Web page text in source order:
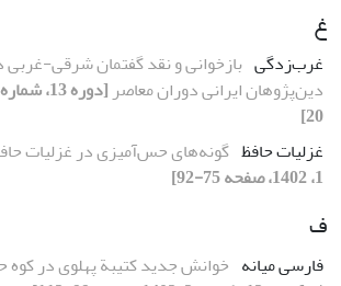
غ
غرب‌زدگی بازخوانی و نقد گفتمان شرقی-غربی
دین‌پژوهان ایرانی دوران معاصر
20]
غزلیات حافظ گونه‌‌های حس‌‌آمیزی در غزلیات
1، 1402، صفحه 75-92]
ف
فارسی میانه خوانش جدید کتیبة پهلوی در